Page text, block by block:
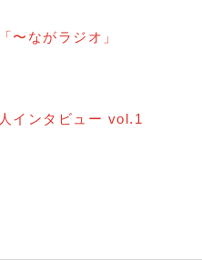
〜ながラジオ」
インタビュー vol.1